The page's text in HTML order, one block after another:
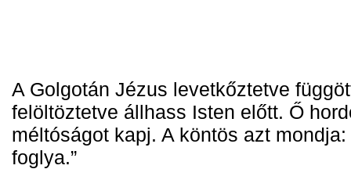
A Golgotán Jézus levetkőztetve
felöltöztetve állhass Isten előtt. Ő
méltóságot kapj. A köntös azt
foglya.”